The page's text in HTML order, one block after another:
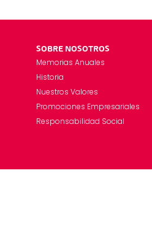
SOBRE NOSOTROS
Memorias Anuales
Historia
Nuestros Valores
Promociones Empresariales
Responsabilidad Social